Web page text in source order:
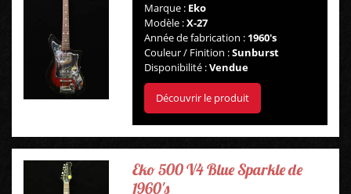
Marque : Eko
Modèle :X-27
Année de fabrication : 1960's
Couleur / Finition :Sunburst
Disponibilité :Vendue
Découvrir le produit
Eko 500 V4 Blue Sparkle de
1960's